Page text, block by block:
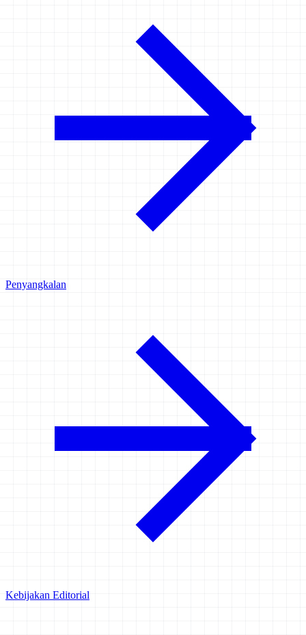
Penyangkalan
Kebijakan Editorial